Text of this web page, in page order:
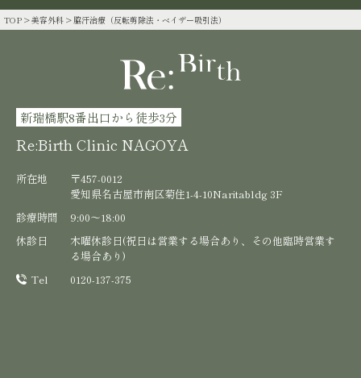
TOP >美容外科 > 脇汗治療（反転剪除法・ベイザー吸引法）
新瑞橋駅8番出口から徒歩3分
Re:Birth Clinic NAGOYA
所在地
〒457-0012
愛知県名古屋市南区菊住1-4-10Naritabldg 3F
診療時間
9:00〜18:00
休診日
木曜休診日(祝日は営業する場合あり、その他臨時営業す
る場合あり)
Tel
0120-137-375